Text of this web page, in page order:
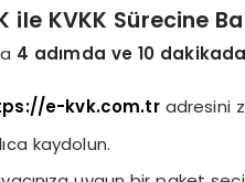
ile KVKK Sürecine
4 adımda ve 10 dakikada
e-kvk.com.tradresini
kaydolun.